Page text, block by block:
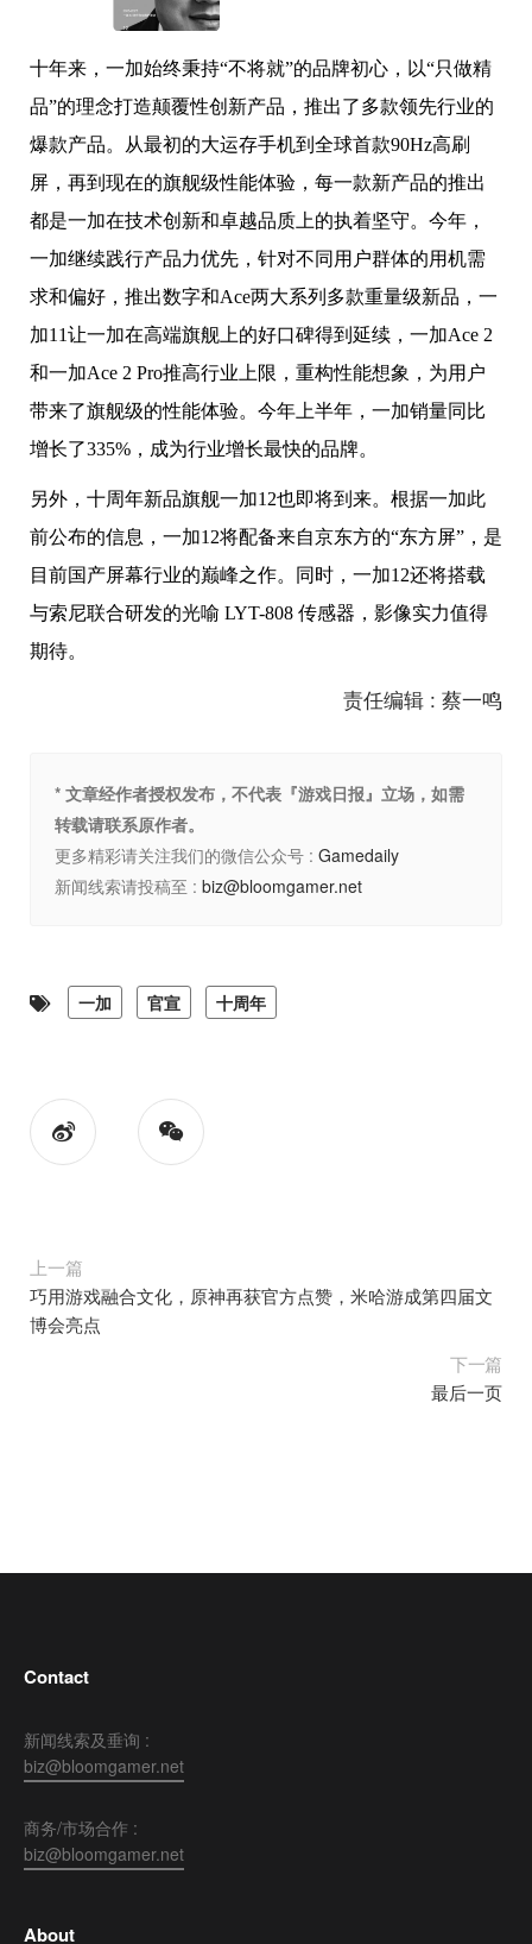
十年来，一加始终秉持“不将就”的品牌初心，以“只做精
品”的理念打造颠覆性创新产品，推出了多款领先行业的
爆款产品。从最初的大运存手机到全球首款90Hz高刷
屏，再到现在的旗舰级性能体验，每一款新产品的推出
都是一加在技术创新和卓越品质上的执着坚守。今年，
一加继续践行产品力优先，针对不同用户群体的用机需
求和偏好，推出数字和Ace两大系列多款重量级新品，一
加11让一加在高端旗舰上的好口碑得到延续，一加Ace 2
和一加Ace 2 Pro推高行业上限，重构性能想象，为用户
带来了旗舰级的性能体验。今年上半年，一加销量同比
增长了335%，成为行业增长最快的品牌。
另外，十周年新品旗舰一加12也即将到来。根据一加此
前公布的信息，一加12将配备来自京东方的“东方屏”，是
目前国产屏幕行业的巅峰之作。同时，一加12还将搭载
与索尼联合研发的光喻 LYT-808 传感器，影像实力值得
期待。
责任编辑 : 蔡一鸣
* 文章经作者授权发布，不代表『游戏日报』立场，如需
转载请联系原作者。
更多精彩请关注我们的微信公众号 : Gamedaily
新闻线索请投稿至 : biz@bloomgamer.net
一加 官宣 十周年
上一篇
巧用游戏融合文化，原神再获官方点赞，米哈游成第四届文
博会亮点
下一篇
最后一页
Contact
新闻线索及垂询 :
biz@bloomgamer.net
商务/市场合作 :
biz@bloomgamer.net
About